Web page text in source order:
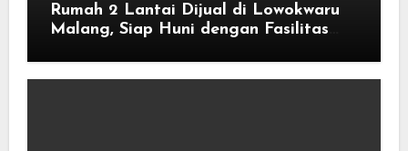
Rumah 2 Lantai Dijual di Lowokwaru
Malang, Siap Huni dengan Fasilitas